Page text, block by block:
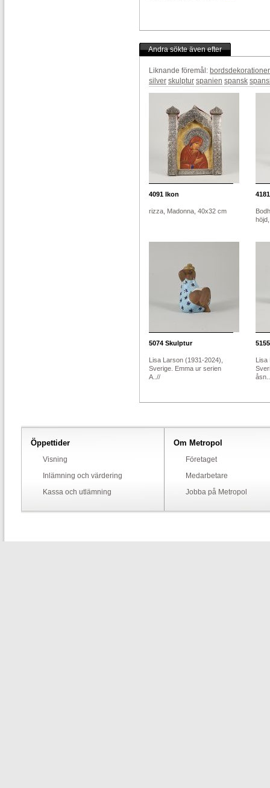
Andra sökte även efter
Liknande föremål: bordsdekorationer
silver skulptur spanien spansk
4091 Ikon
rizza, Madonna, 40x32 cm
4181
5074 Skulptur
Lisa Larson (1931-2024),
Sverige. Emma ur serien
A..//
5155
Lisa
Öppettider
Visning
Inlämning och värdering
Kassa och utlämning
Om Metropol
Företaget
Medarbetare
Jobba på Metropol